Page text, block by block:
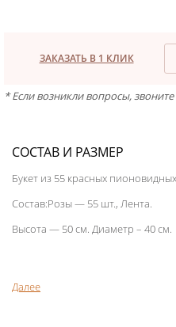
ЗАКАЗАТЬ В 1 КЛИК
* Если возникли вопросы, звоните
СОСТАВ И РАЗМЕР
Букет из 55 красных
Состав:Розы — 55 шт., Лента.
Высота — 50 см. Диаметр – 40 см.
Далее